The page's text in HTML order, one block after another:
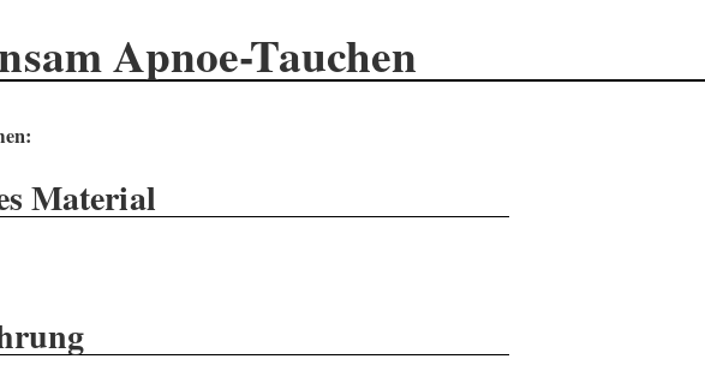
Apnoe-Tauchen
Material